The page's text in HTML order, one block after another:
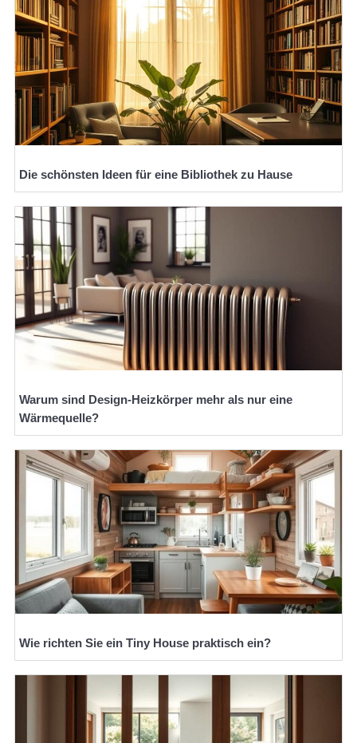
Die schönsten Ideen für eine Bibliothek zu Hause
Warum sind Design-Heizkörper mehr als nur eine
Wärmequelle?
Wie richten Sie ein Tiny House praktisch ein?